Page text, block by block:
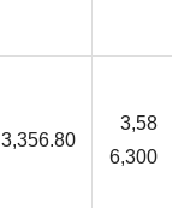
3,356.80
3,58
6,300